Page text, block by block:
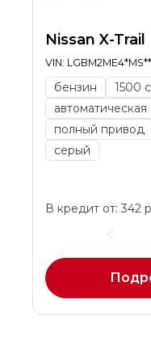
Nissan X-Trail
VIN:
бензин
1500
автоматическая
полный привод
серый
В кредит от: 342